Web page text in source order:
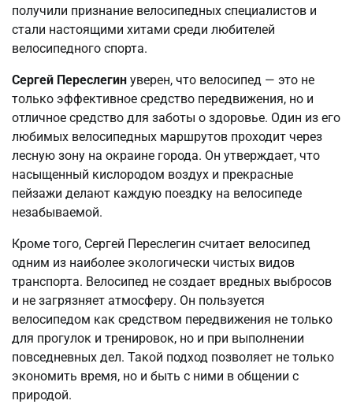
получили признание велосипедных специалистов и
стали настоящими хитами среди любителей
велосипедного спорта.
Сергей Переслегин уверен, что велосипед — это не
только эффективное средство передвижения, но и
отличное средство для заботы о здоровье. Один из его
любимых велосипедных маршрутов проходит через
лесную зону на окраине города. Он утверждает, что
насыщенный кислородом воздух и прекрасные
пейзажи делают каждую поездку на велосипеде
незабываемой.
Кроме того, Сергей Переслегин считает велосипед
одним из наиболее экологически чистых видов
транспорта. Велосипед не создает вредных выбросов
и не загрязняет атмосферу. Он пользуется
велосипедом как средством передвижения не только
для прогулок и тренировок, но и при выполнении
повседневных дел. Такой подход позволяет не только
экономить время, но и быть с ними в общении с
природой.